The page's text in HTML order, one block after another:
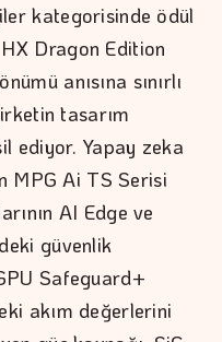
kategorisinde ödül
Dragon Edition
anısına sınırlı
tasarım
ediyor. Yapay zeka
MPG Ai TS Serisi
AI Edge ve
güvenlik
Safeguard+
akım değerlerini